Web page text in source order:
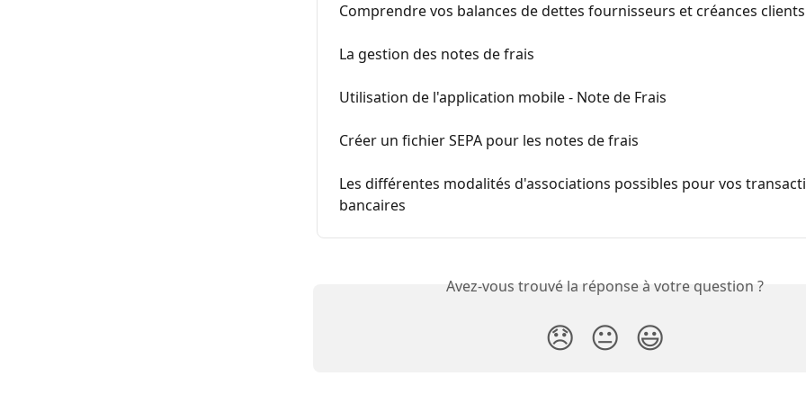
Comprendre vos balances de dettes fournisseurs et créances clients
La gestion des notes de frais
Utilisation de l'application mobile - Note de Frais
Créer un fichier SEPA pour les notes de frais
Les différentes modalités d'associations possibles pour vos
bancaires
Avez-vous trouvé la réponse à votre question ?
😞 😐 😃